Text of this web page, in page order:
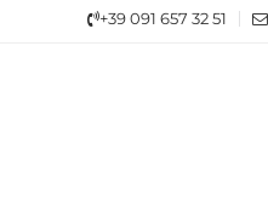
+39 091 657 32 51